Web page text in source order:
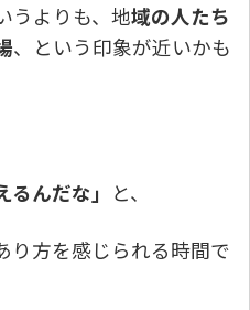
うよりも、地域の人たち
、という印象が近いかも
んだな」 と、
り方を感じられる時間で